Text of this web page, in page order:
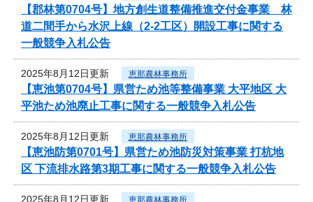
【郡林第0704号】地方創生道整備推進交付金事業 林
道二間手から水沢上線（2-2工区）開設工事に関する
一般競争入札公告
2025年8月12日更新 恵那農林事務所
【恵池第0704号】県営ため池等整備事業 大平地区 大
平池ため池廃止工事に関する一般競争入札公告
2025年8月12日更新 恵那農林事務所
【恵池防第0701号】県営ため池防災対策事業 打杭地
区 下流排水路第3期工事に関する一般競争入札公告
2025年8月12日更新 恵那農林事務所